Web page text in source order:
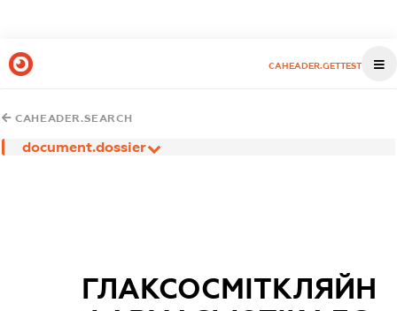
CAHEADER.GETTEST
CAHEADER.SEARCH
document.dossier
ГЛАКСОСМІТКЛЯЙН